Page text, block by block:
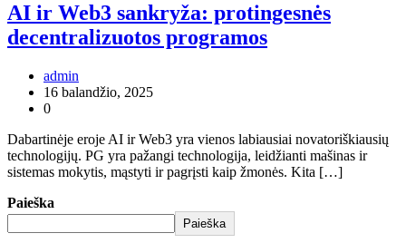
AI ir Web3 sankryža: protingesnės
decentralizuotos programos
admin
16 balandžio, 2025
0
Dabartinėje eroje AI ir Web3 yra vienos labiausiai novatoriškiausių
technologijų. PG yra pažangi technologija, leidžianti mašinas ir
sistemas mokytis, mąstyti ir pagrįsti kaip žmonės. Kita […]
Paieška
Paieška